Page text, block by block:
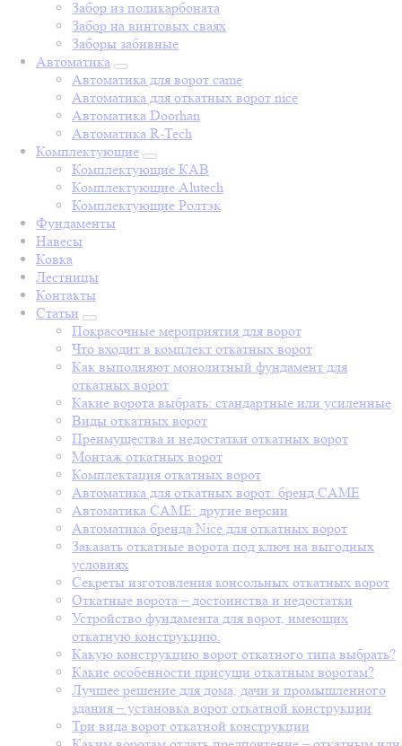
Забор из поликарбоната
Забор на винтовых сваях
Заборы забивные
Автоматика
Автоматика для ворот came
Автоматика для откатных ворот nice
Автоматика Doorhan
Автоматика R-Tech
Комплектующие
Комплектующие КАВ
Комплектующие Alutech
Комплектующие Ролтэк
Фундаменты
Навесы
Ковка
Лестницы
Контакты
Статьи
Покрасочные мероприятия для ворот
Что входит в комплект откатных ворот
Как выполняют монолитный фундамент для
откатных ворот
Какие ворота выбрать: стандартные или усиленные
Виды откатных ворот
Преимущества и недостатки откатных ворот
Монтаж откатных ворот
Комплектация откатных ворот
Автоматика для откатных ворот: бренд CAME
Автоматика CAME: другие версии
Автоматика бренда Nice для откатных ворот
Заказать откатные ворота под ключ на выгодных
условиях
Секреты изготовления консольных откатных ворот
Откатные ворота – достоинства и недостатки
Устройство фундамента для ворот, имеющих
откатную конструкцию.
Какую конструкцию ворот откатного типа выбрать?
Какие особенности присущи откатным воротам?
Лучшее решение для дома, дачи и промышленного
здания – установка ворот откатной конструкции
Три вида ворот откатной конструкции